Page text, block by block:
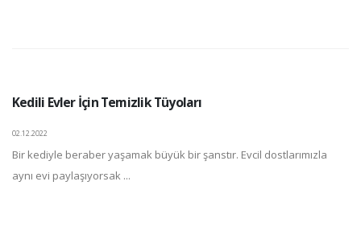
Kedili Evler İçin Temizlik Tüyoları
02.12.2022
Bir kediyle beraber yaşamak büyük bir şanstır. Evcil dostlarımızla
aynı evi paylaşıyorsak ...